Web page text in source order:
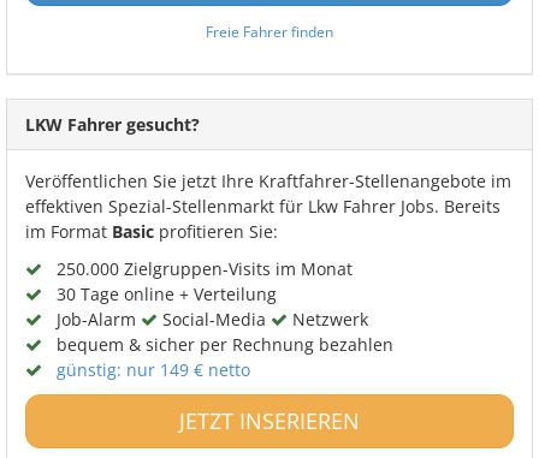
Freie Fahrer finden
LKW Fahrer gesucht?
Veröffentlichen Sie jetzt Ihre Kraftfahrer-Stellenangebote im
effektiven Spezial-Stellenmarkt für Lkw Fahrer Jobs. Bereits
im Format Basic profitieren Sie:
250.000 Zielgruppen-Visits im Monat
30 Tage online + Verteilung
Job-Alarm
Social-Media
Netzwerk
bequem & sicher per Rechnung bezahlen
günstig: nur 149 € netto
JETZT INSERIEREN